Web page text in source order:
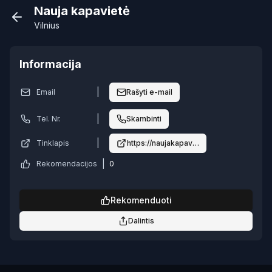
Nauja kapavietė
Vilnius
Informacija
Email Rašyti e-mail
Tel. Nr. Skambinti
Tinklapis https://naujakapaviete.lt/
Rekomendacijos 0
Rekomenduoti
Dalintis